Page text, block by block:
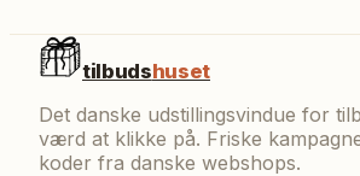
tilbudshuset
Det danske udstillingsvindue for
værd at klikke på. Friske
koder fra danske webshops.